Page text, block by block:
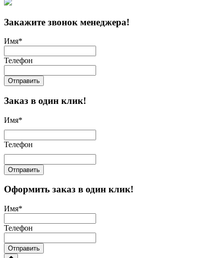
Закажите звонок менеджера!
Имя*
Телефон
Отправить
Заказ в один клик!
Имя*
Телефон
Отправить
Оформить заказ в один клик!
Имя*
Телефон
Отправить